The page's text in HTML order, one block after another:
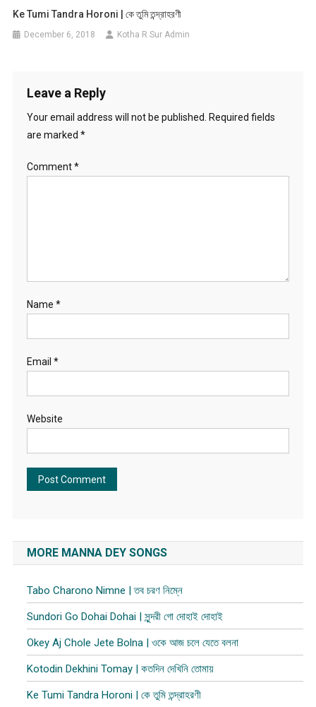
Ke Tumi Tandra Horoni | কে তুমি তন্দ্রাহরণী
December 6, 2018 Kotha R Sur Admin
Leave a Reply
Your email address will not be published.
Required fields
are marked *
Comment*
Name *
Email *
Website
MORE MANNA DEY SONGS
Tabo Charono Nimne | তব চরণ নিম্নে
Sundori Go Dohai Dohai | সুন্দরী গো দোহাই দোহাই
Okey Aj Chole Jete Bolna | ওকে আজ চলে যেতে বলনা
Kotodin Dekhini Tomay | কতদিন দেখিনি তোমায়
Ke Tumi Tandra Horoni | কে তুমি তন্দ্রাহরণী